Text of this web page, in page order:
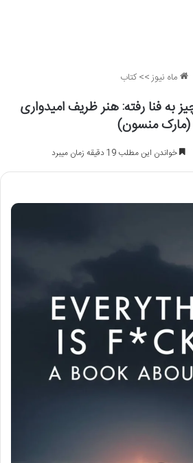
ماه نیوز>> کتاب
به فنا رفته: هنر ظریف امیدواری
(مارک منسون)
خواندن این مطلب 19 دقیقه زمان میبرد